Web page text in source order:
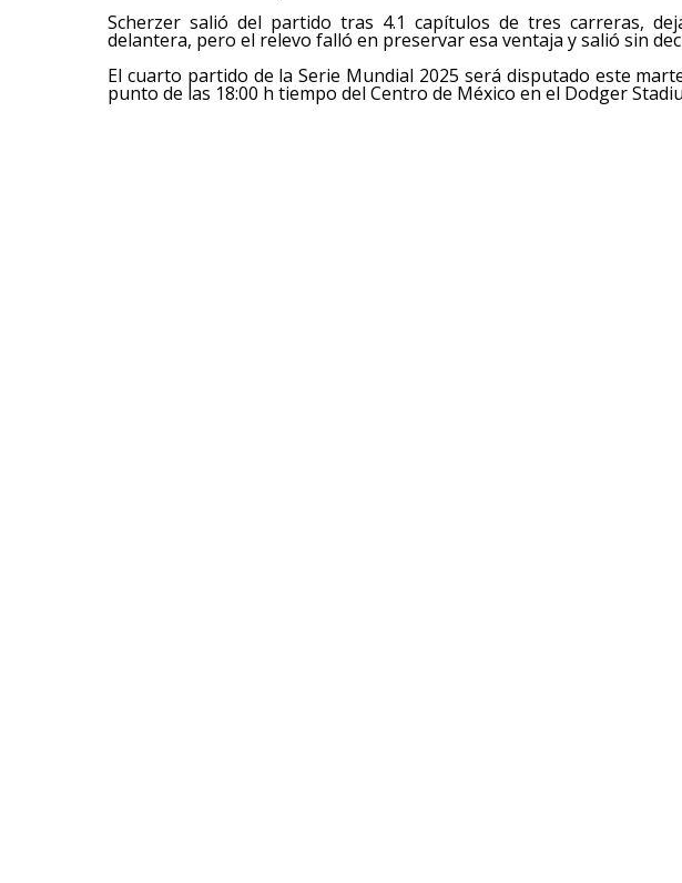
Scherzer salió del partido tras 4.1 capítulos de tres carreras,
delantera, pero el relevo falló en preservar esa ventaja y salió sin
El cuarto partido de la Serie Mundial 2025 será disputado este
punto de las 18:00 h tiempo del Centro de México en el Dodger